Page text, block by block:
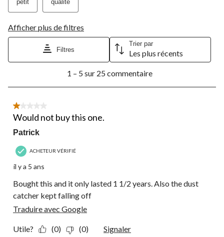
petit qualité
Afficher plus de filtres
Filtres
Trier par
Les plus récents
5
25
commentaire.
1 – 5 sur 25 commentaire
1 étoile(s) sur 5.
Would not buy this one.
Patrick
ACHETEUR VÉRIFIÉ
il y a 5 ans
Bought this and it only lasted 1 1/2 years. Also the dust
catcher kept falling off
Traduire avec Google
Utile? (0) (0) Signaler